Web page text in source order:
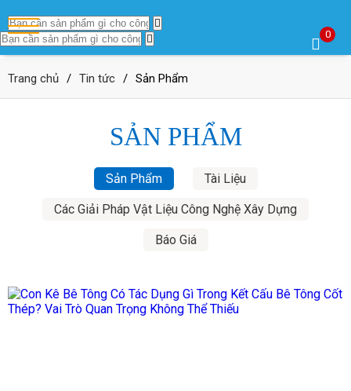
0
Trang chủ / Tin tức / Sản Phẩm
SẢN PHẨM
Sản Phẩm Tài Liệu
Các Giải Pháp Vật Liệu Công Nghệ Xây Dựng
Báo Giá